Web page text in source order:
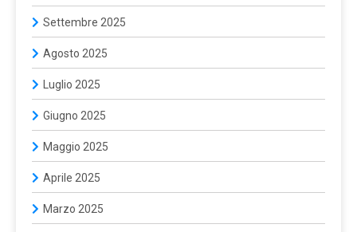
Settembre 2025
Agosto 2025
Luglio 2025
Giugno 2025
Maggio 2025
Aprile 2025
Marzo 2025